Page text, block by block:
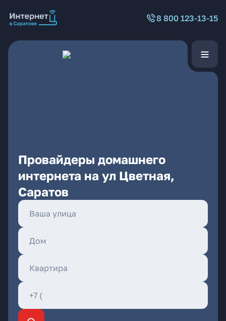
8 800 123-13-15
Провайдеры домашнего
интернета на ул Цветная,
Саратов